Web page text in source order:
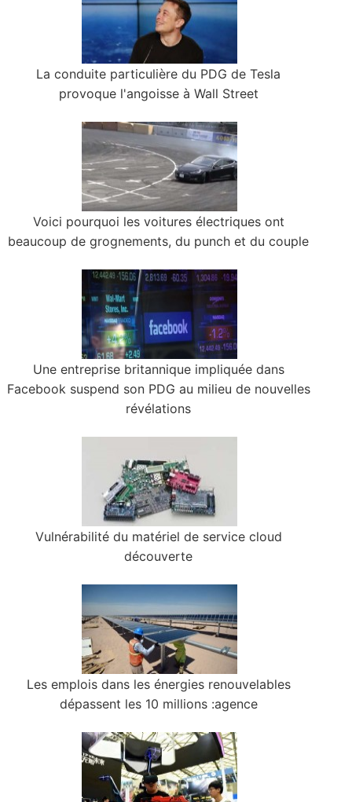
La conduite particulière du PDG de Tesla
provoque l'angoisse à Wall Street
Voici pourquoi les voitures électriques ont
beaucoup de grognements, du punch et du couple
Une entreprise britannique impliquée dans
Facebook suspend son PDG au milieu de nouvelles
révélations
Vulnérabilité du matériel de service cloud
découverte
Les emplois dans les énergies renouvelables
dépassent les 10 millions :agence